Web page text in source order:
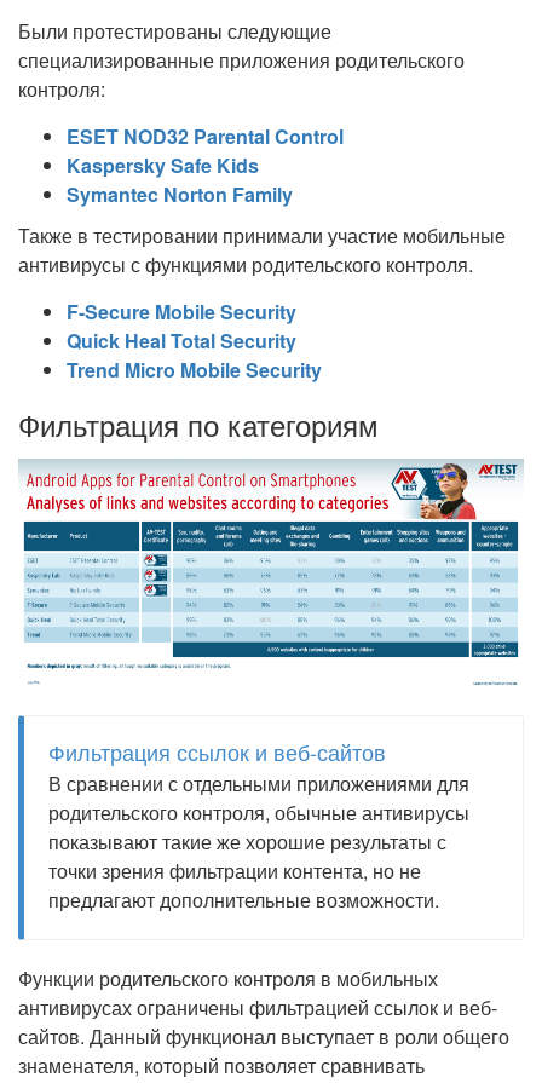
Были протестированы следующие
специализированные приложения родительского
контроля:
ESET NOD32 Parental Control
Kaspersky Safe Kids
Symantec Norton Family
Также в тестировании принимали участие мобильные
антивирусы с функциями родительского контроля.
F-Secure Mobile Security
Quick Heal Total Security
Trend Micro Mobile Security
Фильтрация по категориям
Фильтрация ссылок и веб-сайтов
В сравнении с отдельными приложениями для
родительского контроля, обычные антивирусы
показывают такие же хорошие результаты с
точки зрения фильтрации контента, но не
предлагают дополнительные возможности.
Функции родительского контроля в мобильных
антивирусах ограничены фильтрацией ссылок и веб-
сайтов. Данный функционал выступает в роли общего
знаменателя, который позволяет сравнивать